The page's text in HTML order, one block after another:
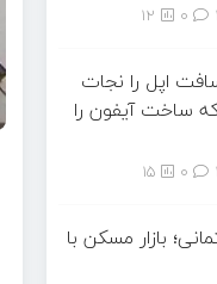
12
اپل را نجات
ساخت آیفون را
15
بازار مسکن با